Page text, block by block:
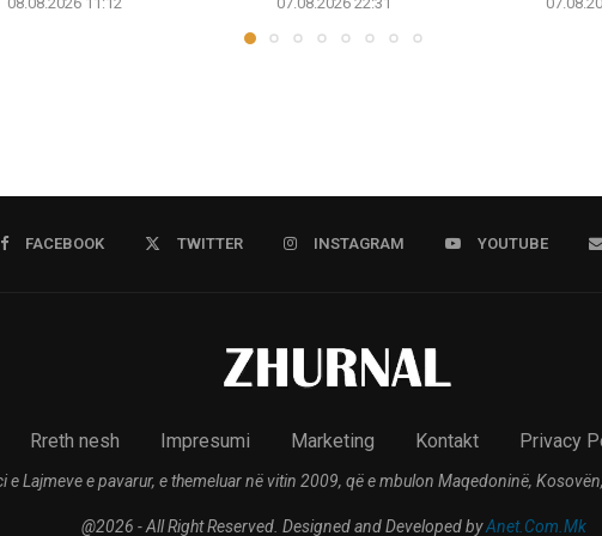
FACEBOOK TWITTER INSTAGRAM YOUTUBE
Rreth nesh Impresumi Marketing Kontakt Privacy
e Lajmeve e pavarur, e themeluar në vitin 2009, që e mbulon Maqedoninë,
@2026 - All Right Reserved. Designed and Developed byAnet.Com.Mk